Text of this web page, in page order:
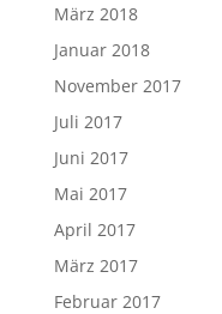
März 2018
Januar 2018
November 2017
Juli 2017
Juni 2017
Mai 2017
April 2017
März 2017
Februar 2017